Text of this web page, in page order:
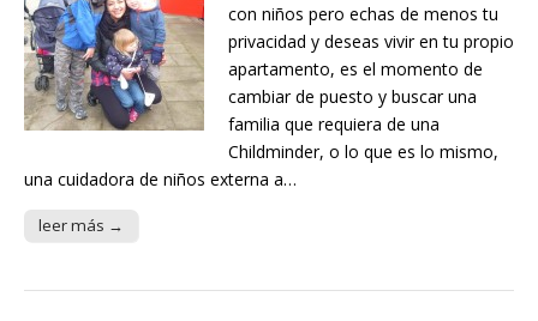
con niños pero echas de menos tu
privacidad y deseas vivir en tu propio
apartamento, es el momento de
cambiar de puesto y buscar una
familia que requiera de una
Childminder, o lo que es lo mismo,
una cuidadora de niños externa a…
leer más →